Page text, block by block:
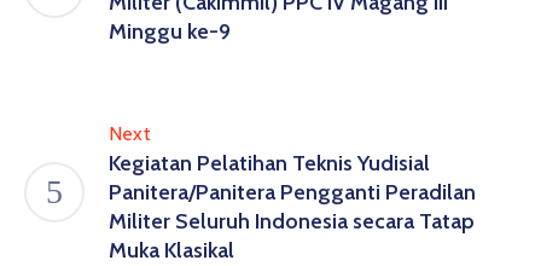
Minggu ke-9
Next
Kegiatan Pelatihan Teknis Yudisial
Panitera/Panitera Pengganti Peradilan
Militer Seluruh Indonesia secara Tatap
Muka Klasikal